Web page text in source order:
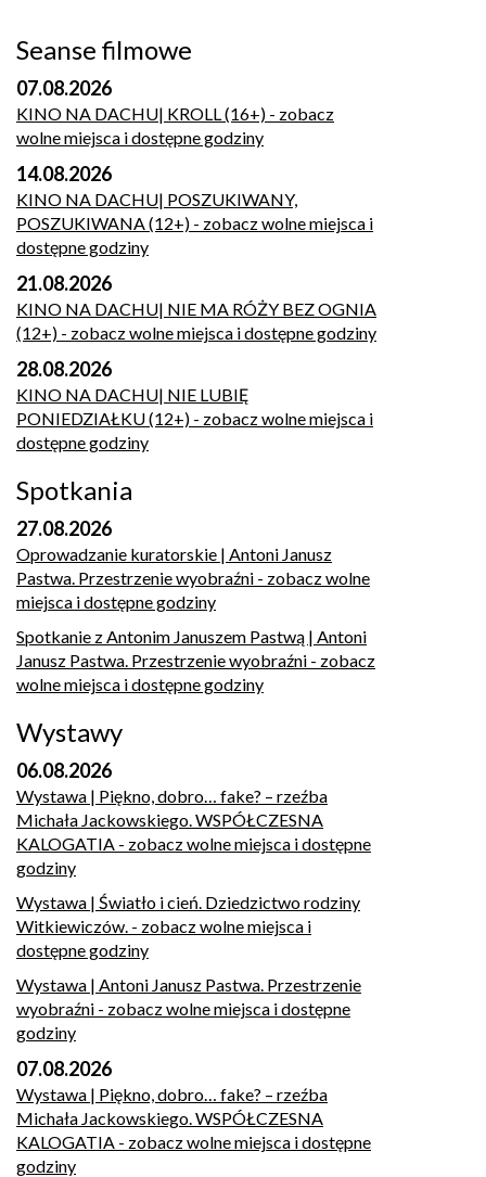
Seanse filmowe
07.08.2026
KINO NA DACHU| KROLL (16+) - zobacz
wolne miejsca i dostępne godziny
14.08.2026
KINO NA DACHU| POSZUKIWANY,
POSZUKIWANA (12+) - zobacz wolne miejsca i
dostępne godziny
21.08.2026
KINO NA DACHU| NIE MA RÓŻY BEZ OGNIA
(12+) - zobacz wolne miejsca i dostępne godziny
28.08.2026
KINO NA DACHU| NIE LUBIĘ
PONIEDZIAŁKU (12+) - zobacz wolne miejsca i
dostępne godziny
Spotkania
27.08.2026
Oprowadzanie kuratorskie | Antoni Janusz
Pastwa. Przestrzenie wyobraźni - zobacz wolne
miejsca i dostępne godziny
Spotkanie z Antonim Januszem Pastwą | Antoni
Janusz Pastwa. Przestrzenie wyobraźni - zobacz
wolne miejsca i dostępne godziny
Wystawy
06.08.2026
Wystawa | Piękno, dobro… fake? – rzeźba
Michała Jackowskiego. WSPÓŁCZESNA
KALOGATIA - zobacz wolne miejsca i dostępne
godziny
Wystawa | Światło i cień. Dziedzictwo rodziny
Witkiewiczów. - zobacz wolne miejsca i
dostępne godziny
Wystawa | Antoni Janusz Pastwa. Przestrzenie
wyobraźni - zobacz wolne miejsca i dostępne
godziny
07.08.2026
Wystawa | Piękno, dobro… fake? – rzeźba
Michała Jackowskiego. WSPÓŁCZESNA
KALOGATIA - zobacz wolne miejsca i dostępne
godziny